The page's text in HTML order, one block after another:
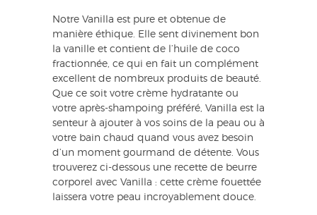
Notre Vanilla est pure et obtenue de
manière éthique. Elle sent divinement bon
la vanille et contient de l’huile de coco
fractionnée, ce qui en fait un complément
excellent de nombreux produits de beauté.
Que ce soit votre crème hydratante ou
votre après-shampoing préféré, Vanilla est la
senteur à ajouter à vos soins de la peau ou à
votre bain chaud quand vous avez besoin
d’un moment gourmand de détente. Vous
trouverez ci-dessous une recette de beurre
corporel avec Vanilla : cette crème fouettée
laissera votre peau incroyablement douce.